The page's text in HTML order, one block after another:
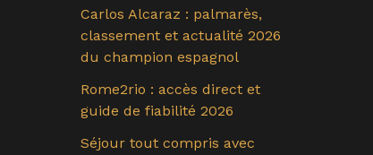
Carlos Alcaraz : palmarès,
classement et actualité 2026
du champion espagnol
Rome2rio : accès direct et
guide de fiabilité 2026
Séjour tout compris avec